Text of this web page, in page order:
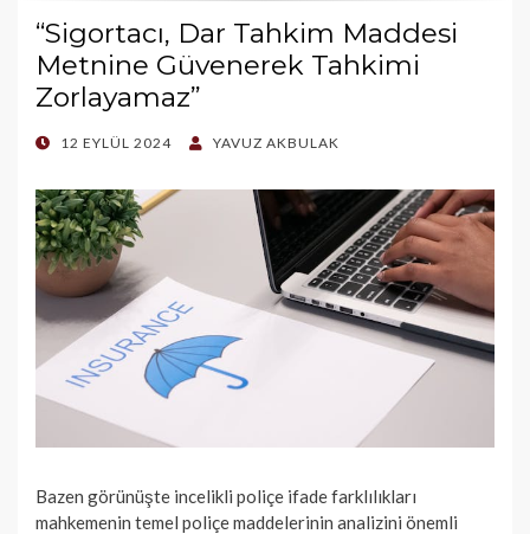
“Sigortacı, Dar Tahkim Maddesi
Metnine Güvenerek Tahkimi
Zorlayamaz”
POSTED
12 EYLÜL 2024 YAVUZ AKBULAK
Bazen görünüşte incelikli poliçe ifade farklılıkları
mahkemenin temel poliçe maddelerinin analizini önemli